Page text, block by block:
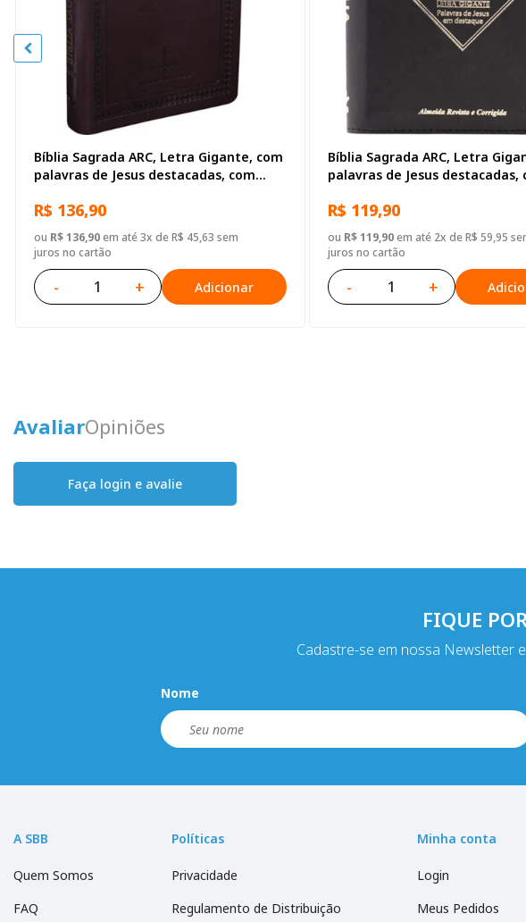
Bíblia Sagrada ARC, Letra Gigante, com
palavras de Jesus destacadas, com
R$ 136,90
ou R$ 136,90em até 3x de R$ 45,63 sem
juros no cartão
- + Adicionar
Bíblia Sagrada ARC, Letra
palavras de Jesus destacadas,
Preta
R$ 119,90
ou R$ 119,90em até 2x de R$ 59,95
juros no cartão
- +
AvaliarOpiniões
Faça login e avalie
FIQUE
Cadastre-se em nossa Newsletter
Nome
A SBB
Quem Somos
FAQ
Políticas
Privacidade
Regulamento de Distribuição
Minha conta
Login
Meus Pedidos